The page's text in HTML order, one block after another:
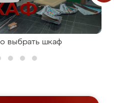
выбрать шкаф